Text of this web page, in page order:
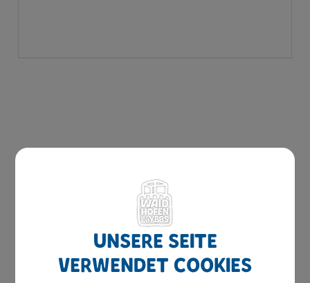
Aktuelles & Angebote
Bestellung Einkaufsgutscheine
Weihnachtsgewinnspiel
Unsere Seite
verwendet Cookies